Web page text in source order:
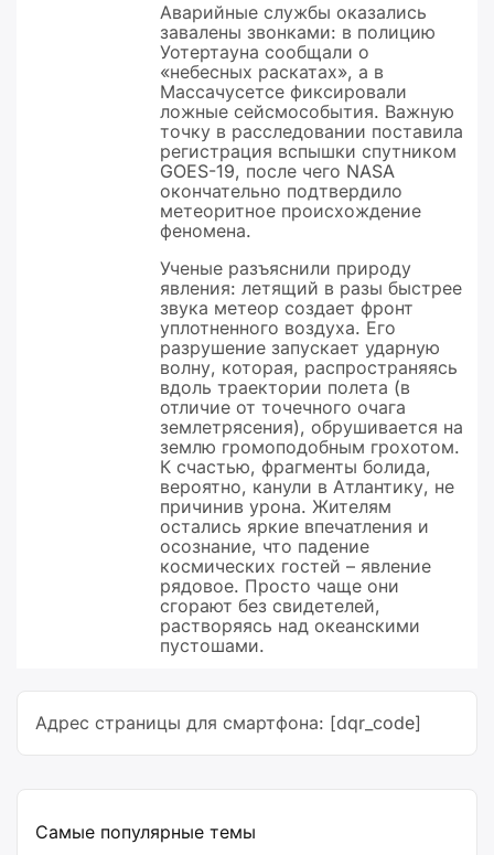
Аварийные службы оказались
завалены звонками: в полицию
Уотертауна сообщали о
«небесных раскатах», а в
Массачусетсе фиксировали
ложные сейсмособытия. Важную
точку в расследовании поставила
регистрация вспышки спутником
GOES-19, после чего NASA
окончательно подтвердило
метеоритное происхождение
феномена.
Ученые разъяснили природу
явления: летящий в разы быстрее
звука метеор создает фронт
уплотненного воздуха. Его
разрушение запускает ударную
волну, которая, распространяясь
вдоль траектории полета (в
отличие от точечного очага
землетрясения), обрушивается на
землю громоподобным грохотом.
К счастью, фрагменты болида,
вероятно, канули в Атлантику, не
причинив урона. Жителям
остались яркие впечатления и
осознание, что падение
космических гостей – явление
рядовое. Просто чаще они
сгорают без свидетелей,
растворяясь над океанскими
пустошами.
Адрес страницы для смартфона: [dqr_code]
Самые популярные темы